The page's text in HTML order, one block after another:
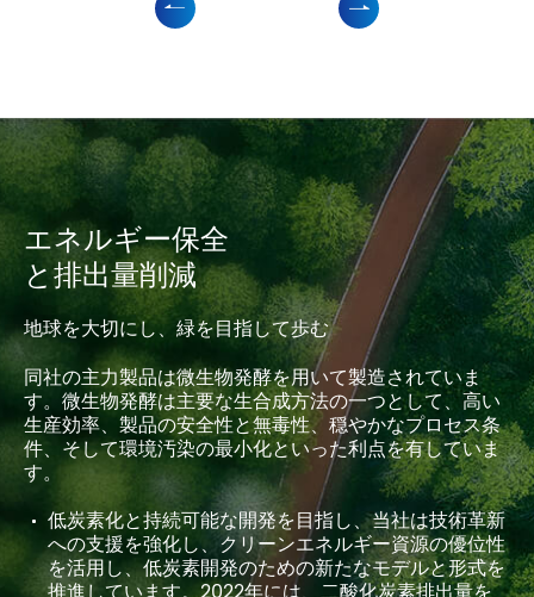
エネルギー保全
と排出量削減
地球を大切にし、緑を目指して歩む
同社の主力製品は微生物発酵を用いて製造されていま
す。微生物発酵は主要な生合成方法の一つとして、高い
生産効率、製品の安全性と無毒性、穏やかなプロセス条
件、そして環境汚染の最小化といった利点を有していま
す。
低炭素化と持続可能な開発を目指し、当社は技術革新
への支援を強化し、クリーンエネルギー資源の優位性
を活用し、低炭素開発のための新たなモデルと形式を